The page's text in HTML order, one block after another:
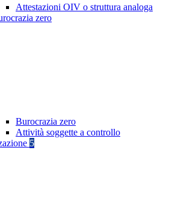
Attestazioni OIV o struttura analoga
zero
Burocrazia zero
Attività soggette a controllo
5